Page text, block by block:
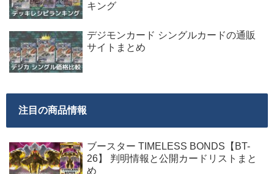
キング
デジモンカード シングルカードの通販
サイトまとめ
注目の商品情報
ブースター TIMELESS BONDS【BT-
26】 判明情報と公開カードリストまと
め